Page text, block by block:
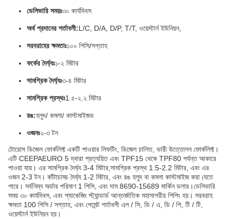
ডেলিভারি সময়ঃ৩০ কার্যদিবস
অর্থ প্রদানের শর্তাবলী:L/C, D/A, D/P, T/T, ওয়েস্টার্ন ইউনিয়ন,
সরবরাহের ক্ষমতাঃ১০০ পিসি/সপ্তাহ
ফর্কের দৈর্ঘ্যঃ১-২ মিটার
সামগ্রিক দৈর্ঘ্যঃ৩-৪ মিটার
সামগ্রিক প্রস্থঃ1.৫-২.২ মিটার
রঙ:হলুদ/ কমলা/ কাস্টমাইজড
ওজনঃ২-৩ টন
টোরোস ডিজেল ফোর্কলিফ্ট একটি পাওয়ার লিফটিং, ডিজেল চালিত, ভারী উত্তোলন ফোর্কলিফ্ট।
এটি CEEPAEURO 5 দ্বারা প্রত্যয়িত এবং TPF15 থেকে TPF80 পর্যন্ত আকারে
পাওয়া যায়। এর সামগ্রিক দৈর্ঘ্য 3-4 মিটার,সামগ্রিক প্রস্থ 1.5-2.2 মিটার, এবং এর
ওজন 2-3 টন। কাঁটাচামচ দৈর্ঘ্য 1-2 মিটার, এবং রঙ হলুদ বা কমলা কাস্টমাইজ করা যেতে
পারে। সর্বনিম্ন অর্ডার পরিমাণ 1 পিসি, এবং দাম 8690-15689 মার্কিন ডলার।ডেলিভারি
সময় ৩০ কার্যদিবস, এবং প্যাকেজিং স্ট্যান্ডার্ড আন্তর্জাতিক মহাসাগরীয় শিপিং হয়। সরবরাহ
ক্ষমতা 100 পিসি / সপ্তাহ, এবং পেমেন্ট শর্তাবলী এল / সি, ডি / এ, ডি / পি, টি / টি,
ওয়েস্টার্ন ইউনিয়ন হয়।